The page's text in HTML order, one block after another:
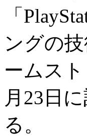
「
ングの
ームス
月23日
る。